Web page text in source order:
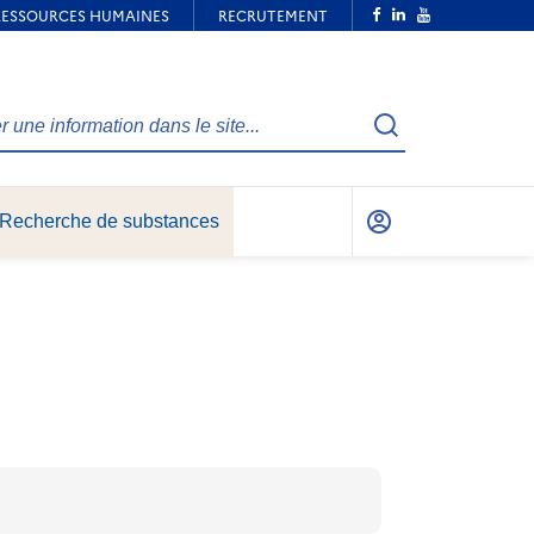
Recherche
Recherche de substances
Mon